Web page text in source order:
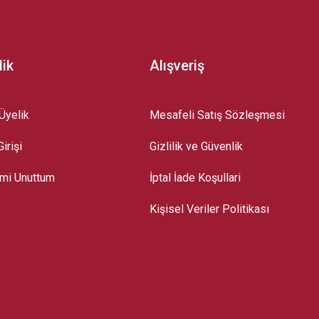
Unuttum
Alışveriş
Mesafeli Satış Sözleşmesi
Gizlilik ve Güvenlik
İptal İade Koşullari
Kişisel Veriler Politikası